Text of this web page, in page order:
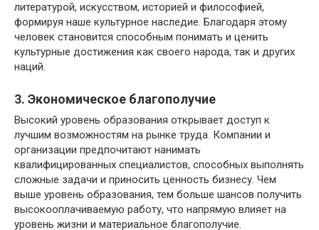
литературой, искусством, историей и философией,
формируя наше культурное наследие. Благодаря этому
человек становится способным понимать и ценить
культурные достижения как своего народа, так и других
наций.
3. Экономическое благополучие
Высокий уровень образования открывает доступ к
лучшим возможностям на рынке труда. Компании и
организации предпочитают нанимать
квалифицированных специалистов, способных выполнять
сложные задачи и приносить ценность бизнесу. Чем
выше уровень образования, тем больше шансов получить
высокооплачиваемую работу, что напрямую влияет на
уровень жизни и материальное благополучие.